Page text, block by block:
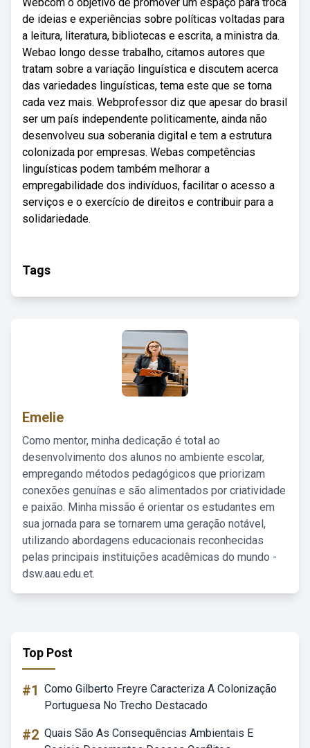
de ideias e experiências sobre políticas voltadas para
a leitura, literatura, bibliotecas e escrita, a ministra da.
Webao longo desse trabalho, citamos autores que
tratam sobre a variação linguística e discutem acerca
das variedades linguísticas, tema este que se torna
cada vez mais. Webprofessor diz que apesar do brasil
ser um país independente politicamente, ainda não
desenvolveu sua soberania digital e tem a estrutura
colonizada por empresas. Webas competências
linguísticas podem também melhorar a
empregabilidade dos indivíduos, facilitar o acesso a
serviços e o exercício de direitos e contribuir para a
solidariedade.
Tags
Emelie
Como mentor, minha dedicação é total ao
desenvolvimento dos alunos no ambiente escolar,
empregando métodos pedagógicos que priorizam
conexões genuínas e são alimentados por criatividade
e paixão. Minha missão é orientar os estudantes em
sua jornada para se tornarem uma geração notável,
utilizando abordagens educacionais reconhecidas
pelas principais instituições acadêmicas do mundo -
dsw.aau.edu.et.
Top Post
#1 Como Gilberto Freyre Caracteriza A Colonização
Portuguesa No Trecho Destacado
#2 Quais São As Consequências Ambientais E